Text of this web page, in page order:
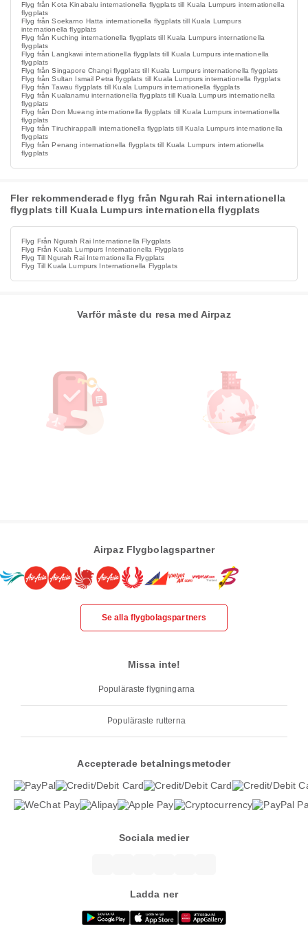
Flyg från Kota Kinabalu internationella flygplats till Kuala Lumpurs internationella
flygplats
Flyg från Soekarno Hatta internationella flygplats till Kuala Lumpurs
internationella flygplats
Flyg från Kuching internationella flygplats till Kuala Lumpurs internationella
flygplats
Flyg från Langkawi internationella flygplats till Kuala Lumpurs internationella
flygplats
Flyg från Singapore Changi flygplats till Kuala Lumpurs internationella flygplats
Flyg från Sultan Ismail Petra flygplats till Kuala Lumpurs internationella flygplats
Flyg från Tawau flygplats till Kuala Lumpurs internationella flygplats
Flyg från Kualanamu internationella flygplats till Kuala Lumpurs internationella
flygplats
Flyg från Don Mueang internationella flygplats till Kuala Lumpurs internationella
flygplats
Flyg från Tiruchirappalli internationella flygplats till Kuala Lumpurs internationella
flygplats
Flyg från Penang internationella flygplats till Kuala Lumpurs internationella
flygplats
Fler rekommenderade flyg från Ngurah Rai internationella
flygplats till Kuala Lumpurs internationella flygplats
Flyg Från Ngurah Rai Internationella Flygplats
Flyg Från Kuala Lumpurs Internationella Flygplats
Flyg Till Ngurah Rai Internationella Flygplats
Flyg Till Kuala Lumpurs Internationella Flygplats
Varför måste du resa med Airpaz
Airpaz Flygbolagspartner
Se alla flygbolagspartners
Missa inte!
Populäraste flygningarna
Populäraste rutterna
Accepterade betalningsmetoder
Sociala medier
Ladda ner